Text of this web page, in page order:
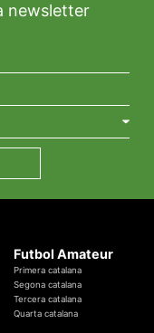
newsletter
Futbol Amateur
Primera catalana
Segona catalana
Tercera catalana
Quarta catalana